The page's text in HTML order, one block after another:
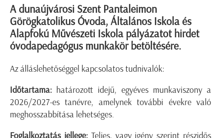
A dunaújvárosi Szent Pantaleimon
Görögkatolikus Óvoda, Általános Iskola és
Alapfokú Művészeti Iskola pályázatot hirdet
óvodapedagógus munkakör betöltésére.
Az álláslehetőséggel kapcsolatos tudnivalók:
Időtartama: határozott idejű, egyéves munkaviszony a
2026/2027-es tanévre, amelynek további évekre való
meghosszabbítása lehetséges.
Foglalkoztatás jellege:Teljes, vagy igény szerint részidős